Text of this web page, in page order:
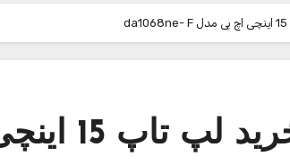
مشخصات – ویژگی ها و قیمت خرید لپ